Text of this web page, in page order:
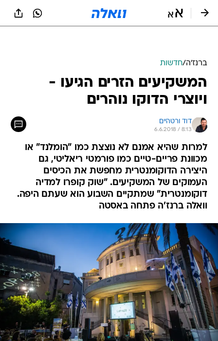
ברנז'ה/חדשות
המשקיעים הזרים הגיעו -
ויוצרי הדוקו נוהרים
דוד ורטהיים
6.6.2018 / 8:13
למרות שהיא אמנם לא נוצצת כמו "הומלנד" או
מכוונת פריים-טיים כמו פורמטי ריאליטי, גם
היצירה הדוקומנטרית מחפשת את הכיסים
העמוקים של המשקיעים. "שוק קופרו למדיה
דוקומנטרית" שמתקיים השבוע הוא שעתם היפה.
וואלה ברנז'ה פתחה באסטה